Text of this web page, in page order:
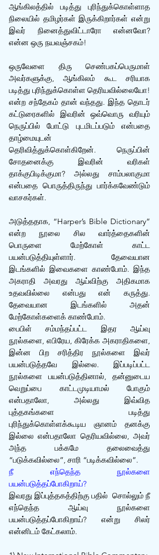
ஆங்கிலத்தில் படித்து புரிந்துக்கொள்ளாத
நிலையில் தமிழர்கள் இருக்கிறார்கள் என்று
இவர் நினைத்துவிட்டாரோ என்னவோ?
என்ன ஒரு நயவஞ்சக‌ம்!
ஒருவேளை திரு செண்பகப்பெருமாள்
அவர்களுக்கு, ஆங்கிலம் கூட சரியாக
படித்து புரிந்துக்கொள்ள தெரியவில்லையோ!
என்ற சந்தேகம் தான் வந்தது. இந்த தொடர்
கட்டுரைகளில் இவரின் ஒவ்வொரு வரியும்
நெருப்பில் போட்டு புடமிடப்படும் என்பதை
தாழ்மையுடன்
தெரிவித்துக்கொள்கிறேன். நெருப்பின்
சோதனைக்கு இவரின் வரிகள்
தாக்குபிடிக்குமா? அல்லது சாம்பலாகுமா
என்பதை பொருத்திருந்து பார்க்கவேண்டும்
வாசகர்கள்.
அடுத்ததாக, “Harper’s Bible Dictionary”
என்ற‌ நூலை சில வார்த்தைகளின்
பொருளை மேற்கோள் காட்ட
பயன்படுத்தியுள்ளார். தேவையான
இடங்களில் இவைகளை காண்போம். இந்த
அகராதி அவரது ஆய்விற்கு அதிகமாக
உதவவில்லை என்பது என் கருத்து.
தேவையான இடங்களில் அதன்
மேற்கோள்களைக் காண்போம்.
பைபிள் சம்மந்தப்பட்ட இதர‌ ஆய்வு
நூல்களை, எபிரேய, கிரேக்க அகராதிகளை,
இன்ன பிற சரித்திர நூல்களை இவர்
பயன்படுத்தவே இல்லை. இப்படிப்பட்ட
நூல்களை பயன்படுத்தினால், தன்னுடைய
வெறுப்பை காட்டமுடியாமல் போகும்
என்பதாலோ, அல்லது இவ்வித‌
புத்தகங்களை படித்து
புரிந்துக்கொள்ளக்கூடிய ஞானம் தனக்கு
இல்லை என்பதாலோ தெரியவில்லை, அவர்
அந்த பக்கமே தலைவைத்து
“படுக்கவில்லை”, சாரி “படிக்கவில்லை”.
நீ எந்தெந்த நூல்களை
பயன்படுத்தப்போகிறாய்?
இவரது இப்புத்தகத்திற்கு பதில்  சொல்லும் நீ
எந்தெந்த ஆய்வு நூல்களை
பயன்படுத்தப்போகிறாய்? என்று சிலர்
என்னிடம் கேட்கலாம்.